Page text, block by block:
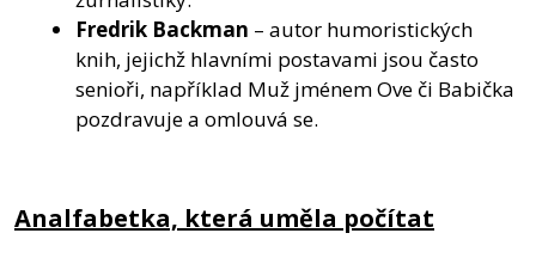
Fredrik Backman – autor humoristických
knih, jejichž hlavními postavami jsou často
senioři, například Muž jménem Ove či Babička
pozdravuje a omlouvá se.
Analfabetka, která uměla počítat